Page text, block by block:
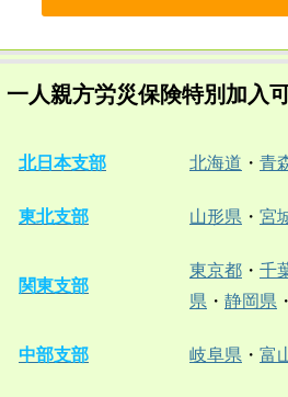
一人親方労災保険特別加入
北日本支部 北海道 ・ 青
東北支部 山形県 ・ 宮
関東支部
東京都 ・ 千
県 ・ 静岡県 ・
中部支部 岐阜県 ・ 富